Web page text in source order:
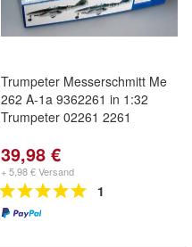
Trumpeter Messerschmitt Me
262 A-1a 9362261 in 1:32
Trumpeter 02261 2261
39,98 €
+ 5,98 € Versand
1